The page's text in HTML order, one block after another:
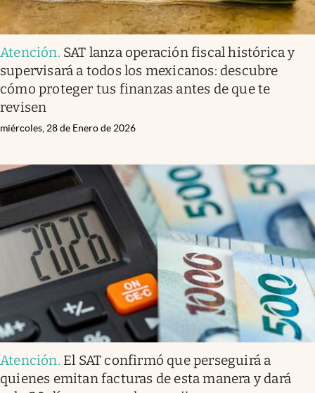
Atención. SAT lanza operación fiscal histórica y
supervisará a todos los mexicanos: descubre
cómo proteger tus finanzas antes de que te
revisen
miércoles, 28 de Enero de 2026
Atención. El SAT confirmó que perseguirá a
quienes emitan facturas de esta manera y dará